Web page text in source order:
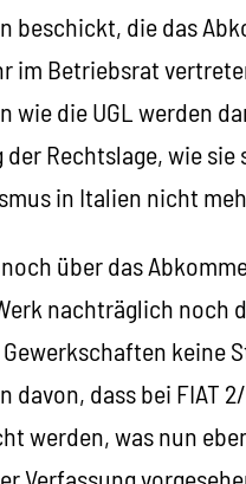
beschickt, die das
im Betriebsrat
wie die UGL werden
Rechtslage, wie
in Italien nicht
über das
nachträglich noch
keine
davon, dass bei
werden, was nun